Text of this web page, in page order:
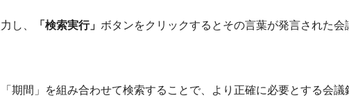
し、
「検索実行」 ボタンをクリックするとその言葉が発言された会
期間」を組み合わせて検索することで、より正確に必要とする会議